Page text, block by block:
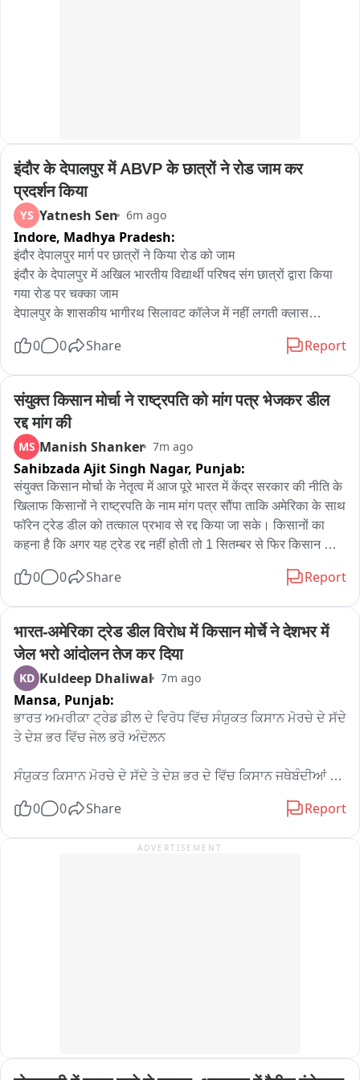
इंदौर के देपालपुर में ABVP के छात्रों ने रोड जाम कर
प्रदर्शन किया
YS Yatnesh Sen 6m ago
Indore, Madhya Pradesh:
इंदौर देपालपुर मार्ग पर छात्रों ने किया रोड को जाम
इंदौर के देपालपुर में अखिल भारतीय विद्यार्थी परिषद संग छात्रों द्वारा किया
गया रोड पर चक्का जाम
देपालपुर के शासकीय भागीरथ सिलावट कॉलेज में नहीं लगती क्लास
छात्र छात्राओं का आरोप नहीं लगती नियमित क्लास
कॉलेज में एम ए, एम कॉम सहित अन्य सब्जेक्ट की मांग को लेकर प्रदर्शन
0 0 Share Report
संयुक्त किसान मोर्चा ने राष्ट्रपति को मांग पत्र भेजकर डील
रद्द मांग की
MS Manish Shanker 7m ago
Sahibzada Ajit Singh Nagar, Punjab:
संयुक्त किसान मोर्चा के नेतृत्व में आज पूरे भारत में केंद्र सरकार की नीति के
खिलाफ किसानों ने राष्ट्रपति के नाम मांग पत्र सौंपा ताकि अमेरिका के साथ
फॉरेन ट्रेड डील को तत्काल प्रभाव से रद्द किया जा सके। किसानों का
कहना है कि अगर यह ट्रेड रद्द नहीं होती तो 1 सितम्बर से फिर किसान
जाएगा।
0 0 Share Report
भारत-अमेरिका ट्रेड डील विरोध में किसान मोर्चे ने देशभर में
जेल भरो आंदोलन तेज कर दिया
KD Kuldeep Dhaliwal 7m ago
Mansa, Punjab:
ਭਾਰਤ ਅਮਰੀਕਾ ਟ੍ਰੇਡ ਡੀਲ ਦੇ ਵਿਰੋਧ ਵਿੱਚ ਸੰਯੁਕਤ ਕਿਸਾਨ ਮੋਰਚੇ ਦੇ ਸੱਦੇ
ਤੇ ਦੇਸ਼ ਭਰ ਵਿੱਚ ਜੇਲ ਭਰੋ ਅੰਦੋਲਨ
ਸੰਯੁਕਤ ਕਿਸਾਨ ਮੋਰਚੇ ਦੇ ਸੱਦੇ ਤੇ ਦੇਸ਼ ਭਰ ਦੇ ਵਿੱਚ ਕਿਸਾਨ ਜਥੇਬੰਦੀਆਂ
ਟ੍ਰੇਡ ਡੀਲ ਦੇ ਵਿਰੋਧ ਵਿੱਚ ਕੇਂਦਰ ਸਰਕਾਰ ਦੇ ਖਿਲਾਫ ਰੋਸ ਪ੍ਰਦਰਸ਼ਨ
0 0 Share Report
ADVERTISEMENT